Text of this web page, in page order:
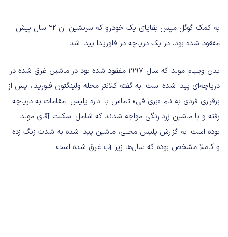
به کمک گوگل مپس بقایای یک خودرو که سرنشین آن ۲۲ سال پیش
مفقود شده بود، در یک دریاچه در فلوریدا پیدا شد.
بدن ویلیام مولد که سال ۱۹۹۷ مفقود شده بود در ماشین غرق شده در
دریاچه‌ای پیدا شده است. به گفته کلانتر محله ولینگتون فلوریدا، پس از
برقراری فردی به نام «بری فی» تماس با اداره پلیس، مقامات به دریاچه
رفته و با ماشین زرد رنگی مواجه شدند که شامل اسکلت آقای مولد
بوده است. به گزارش پلیس محلی، ماشین پیدا شده به شدت زنگ زده
و کاملا مشخص بوده که سال‌ها زیر آب غرق شده است.